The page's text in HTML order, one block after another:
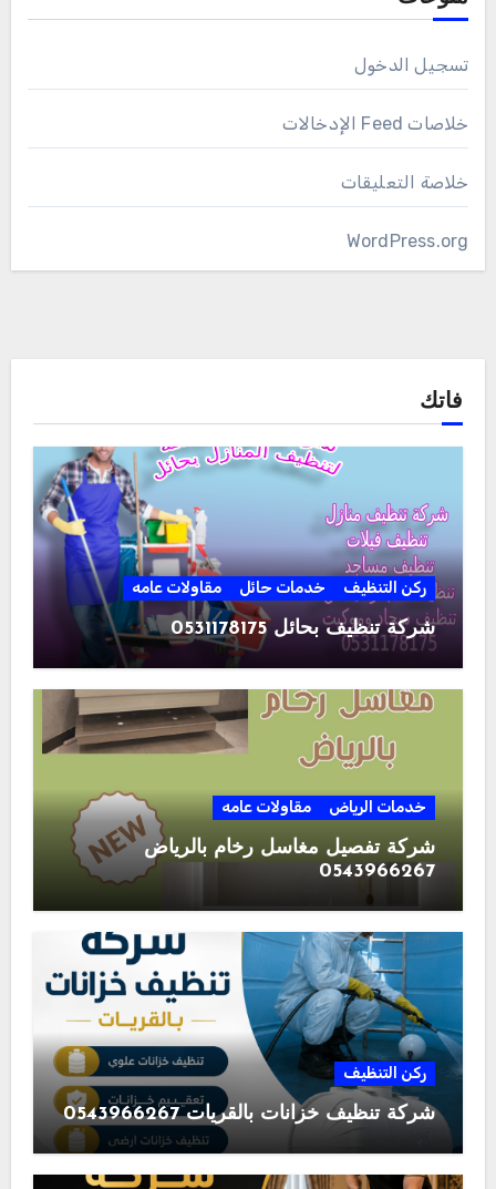
تسجيل الدخول
خلاصات Feed الإدخالات
خلاصة التعليقات
WordPress.org
فاتك
ركن التنظيف خدمات حائل مقاولات عامه
شركة تنظيف بحائل 0531178175
خدمات الرياض مقاولات عامه
شركة تفصيل مغاسل رخام بالرياض
0543966267
ركن التنظيف
شركة تنظيف خزانات بالقريات 0543966267